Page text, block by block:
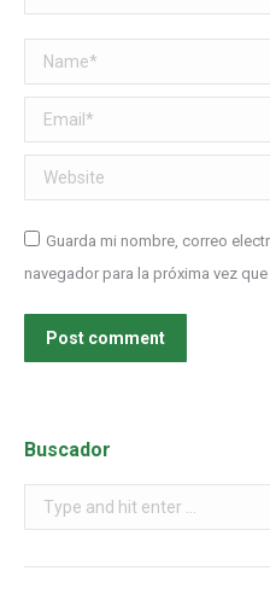
Name *
Email *
Website
Guarda mi nombre, correo
navegador para la próxima vez
Post comment
Buscador